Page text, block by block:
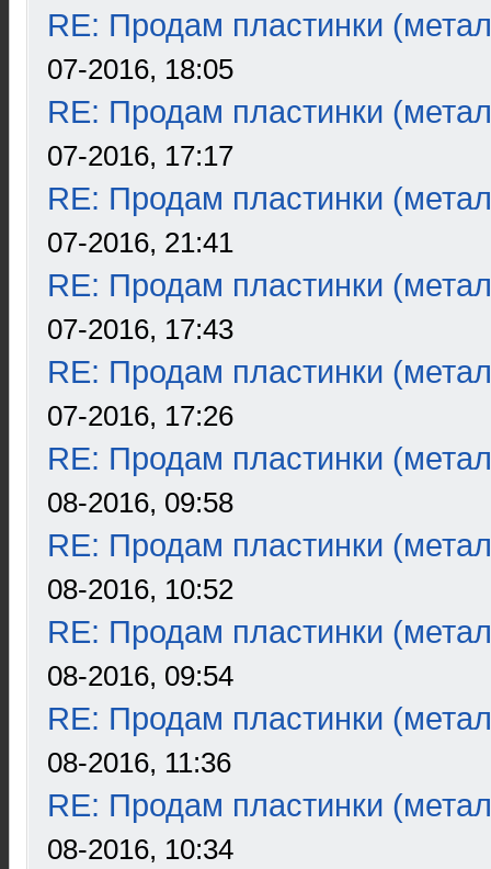
RE: Продам пластинки
07-2016, 18:05
RE: Продам пластинки
07-2016, 17:17
RE: Продам пластинки
07-2016, 21:41
RE: Продам пластинки
07-2016, 17:43
RE: Продам пластинки
07-2016, 17:26
RE: Продам пластинки
08-2016, 09:58
RE: Продам пластинки
08-2016, 10:52
RE: Продам пластинки
08-2016, 09:54
RE: Продам пластинки
08-2016, 11:36
RE: Продам пластинки
08-2016, 10:34